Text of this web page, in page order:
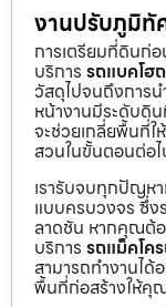
งานปรับภูมิทั
การเตรียมที่ดินก่
บริการ รถแบคโฮ
วัสดุไปจนถึงการน
หน้างานมีระดับดิ
จะช่วยเกลี่ยพื้นที่ใ
สวนในขั้นตอนต่อ
เรารับจบทุกปัญห
แบบครบวงจร ซึ่
ลาดชัน หากคุณต้อ
บริการ รถแม็คโค
สามารถทำงานได้
พื้นที่ก่อสร้างให้คุ